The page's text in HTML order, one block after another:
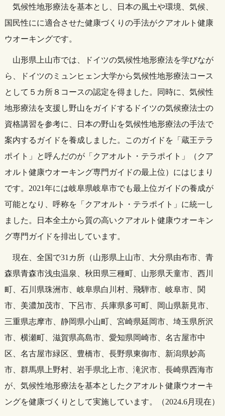
気候性地形療法を基本とし、日本の風土や環境、気候、
国民性にに適合させた健康づくりの手法がクアオルト健康
ウオーキングです。
山形県上山市では、ドイツの気候性地形療法を学びなが
ら、ドイツのミュンヒェン大学から気候性地形療法コース
として５カ所８コースの認定を得ました。同時に、気候性
地形療法を支援し野山をガイドするドイツの気候療法士の
資格講習を参考に、日本の野山を気候性地形療法の手法で
案内するガイドを養成しました。このガイドを「蔵王テラ
ポイト」と呼んだのが「クアオルト・テラポイト」（クア
オルト健康ウオーキング専門ガイドの最上位）にはじまり
です。2021年には岐阜県岐阜市でも最上位ガイドの養成が
可能となり、呼称を「クアオルト・テラポイト」に統一し
ました。日本全土から質の高いクアオルト健康ウオーキン
グ専門ガイドを排出しています。
現在、全国で31カ所（山形県上山市、大分県由布市、青
森県青森市浅虫温泉、秋田県三種町、山形県天童市、西川
町、石川県珠洲市、岐阜県白川村、飛騨市、岐阜市、関
市、美濃加茂市、下呂市、兵庫県多可町、岡山県新見市、
三重県志摩市、静岡県小山町、宮崎県延岡市、埼玉県所沢
市、横瀬町、滋賀県高島市、愛知県岡崎市、名古屋市中
区、名古屋市緑区、豊橋市、長野県東御市、新潟県妙高
市、群馬県上野村、岩手県北上市、滝沢市、長崎県西海市
が、気候性地形療法を基本としたクアオルト健康ウオーキ
ングを健康づくりとして実施しています。（2024.6月現在）